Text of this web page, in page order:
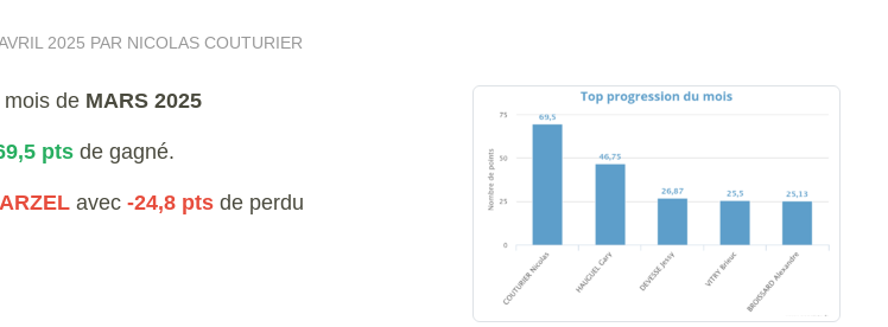
2025 PAR NICOLAS COUTURIER
de MARS 2025
ptsde gagné.
avec -24,8 pts de perdu